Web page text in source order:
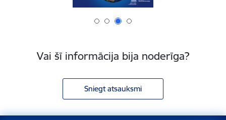
Vai šī informācija bija noderīga?
Sniegt atsauksmi